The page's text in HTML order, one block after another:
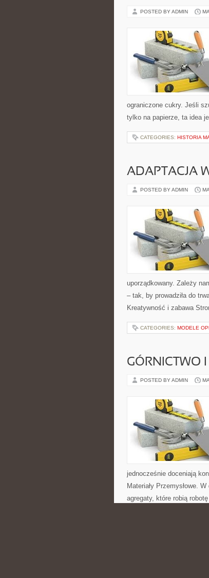
POSTED BY ADMIN
ograniczone cukry. Jeśli
tylko na papierze, ta idea
CATEGORIES: HISTORIA
ADAPTACJA
POSTED BY ADMIN
uporządkowany. Zależy
– tak, by prowadziła do
Kreatywność i zabawa
CATEGORIES: MODELE
GÓRNICTWO
POSTED BY ADMIN
jednocześnie doceniają
Materiały Przemysłowe.
agregaty, które robią